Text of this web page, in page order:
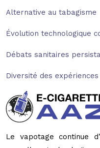
Alternative au tabagisme
Évolution technologique
Débats sanitaires
Diversité des
Le vapotage continue